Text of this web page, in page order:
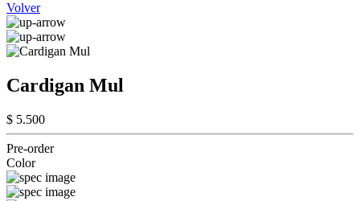
Volver
Cardigan Mul
$ 5.500
Pre-order
Color